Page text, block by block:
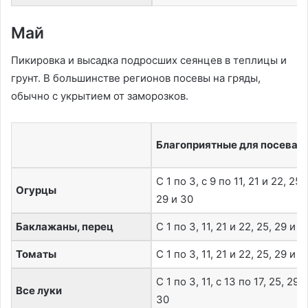
Май
Пикировка и высадка подросших сеянцев в теплицы и
грунт. В большинстве регионов посевы на гряды,
обычно с укрытием от заморозков.
Благоприятные для посева
Огурцы
С 1 по 3, с 9 по 11, 21 и 22, 25,
29 и 30
Баклажаны, перец С 1 по 3, 11, 21 и 22, 25, 29 и
Томаты С 1 по 3, 11, 21 и 22, 25, 29 и
Все луки
С 1 по 3, 11, с 13 по 17, 25, 29 и
30